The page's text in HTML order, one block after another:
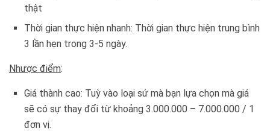
thật
Thời gian thực hiện nhanh: Thời gian thực hiện trung bình
3 lần hẹn trong 3-5 ngày.
Nhược điểm:
Giá thành cao: Tuỳ vào loại sứ mà bạn lựa chọn mà giá
sẽ có sự thay đổi từ khoảng 3.000.000 – 7.000.000 / 1
đơn vị.